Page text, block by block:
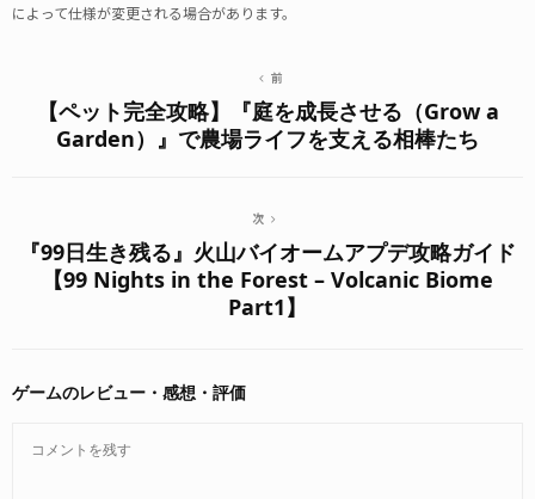
によって仕様が変更される場合があります。
前
【ペット完全攻略】『庭を成長させる（Grow a
Garden）』で農場ライフを支える相棒たち
次
『99日生き残る』火山バイオームアプデ攻略ガイド
【99 Nights in the Forest – Volcanic Biome
Part1】
ゲームのレビュー・感想・評価